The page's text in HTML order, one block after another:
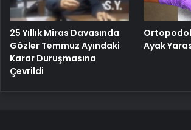
25 Yıllık Miras Davasında
Gözler Temmuz Ayındaki
Karar Duruşmasına
Çevrildi
Ayak